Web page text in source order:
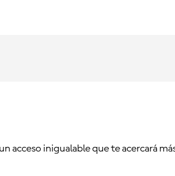
acceso inigualable que te acercará